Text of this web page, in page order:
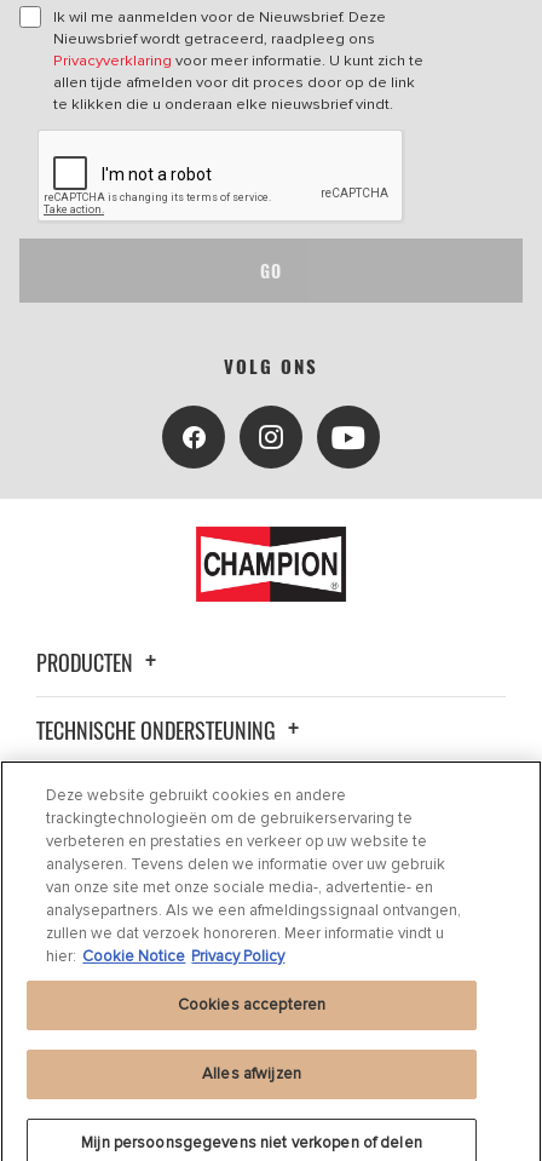
Ik wil me aanmelden voor de Nieuwsbrief. Deze
Nieuwsbrief wordt getraceerd, raadpleeg ons
Privacyverklaring voor meer informatie. U kunt zich te
allen tijde afmelden voor dit proces door op de link
te klikken die u onderaan elke nieuwsbrief vindt.
GO
VOLG ONS
PRODUCTEN
TECHNISCHE ONDERSTEUNING
OVER ONS
CONTACT
WAAR AANKOPEN
©2024 DRiV Automotive Inc of één van diens dochterondernemingen in één of
meerdere landen.
Deze website gebruikt cookies en andere
trackingtechnologieën om de gebruikerservaring te
verbeteren en prestaties en verkeer op uw website te
analyseren. Tevens delen we informatie over uw gebruik
van onze site met onze sociale media-, advertentie- en
analysepartners. Als we een afmeldingssignaal ontvangen,
zullen we dat verzoek honoreren. Meer informatie vindt u
hier: Cookie Notice Privacy Policy
Mijn persoonsgegevens niet verkopen of delen
Alles afwijzen
Cookies accepteren